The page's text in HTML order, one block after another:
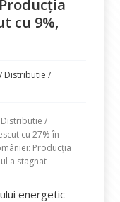
cu 9%,
Distributie /
/
cu 27% în
Producția
a stagnat
energetic